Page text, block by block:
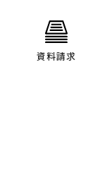
資料請求